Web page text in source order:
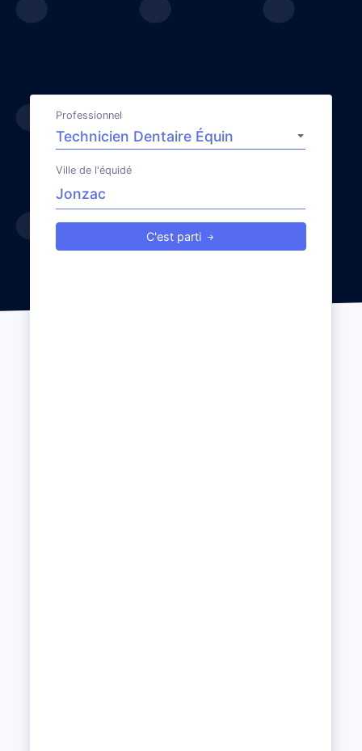
Professionnel
Ville de l'équidé
C'est parti